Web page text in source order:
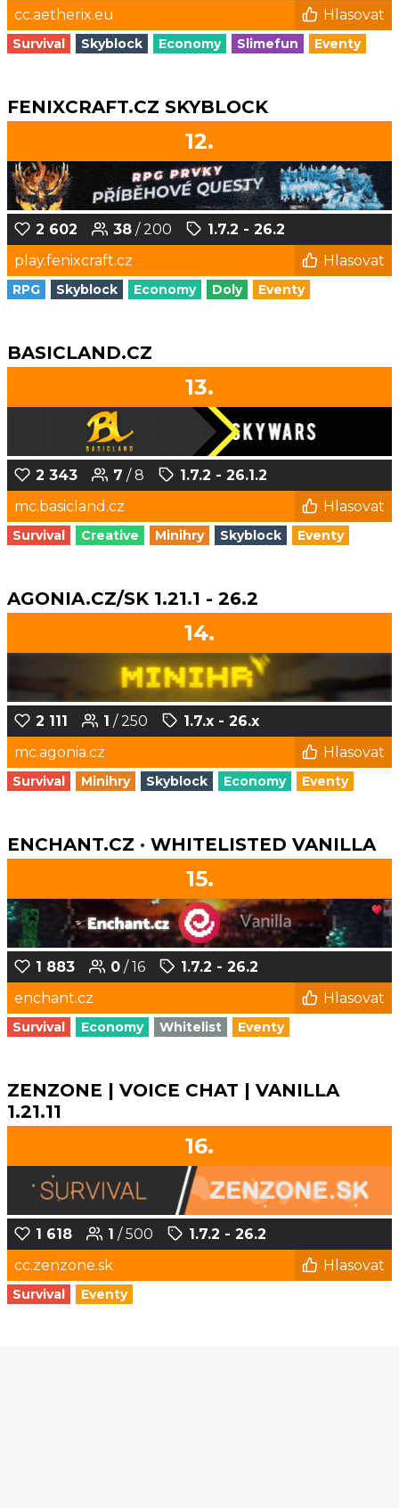
cc.aetherix.eu
Hlasovat
Survival Skyblock Economy Slimefun Eventy
FENIXCRAFT.CZ SKYBLOCK
12.
2 602 38 / 200
1.7.2 - 26.2
play.fenixcraft.cz
Hlasovat
RPG Skyblock Economy Doly Eventy
BASICLAND.CZ
13.
2 343 7 / 8
1.7.2 - 26.1.2
mc.basicland.cz
Hlasovat
Survival Creative Minihry Skyblock Eventy
AGONIA.CZ/SK 1.21.1 - 26.2
14.
2 111 1 / 250
1.7.x - 26.x
mc.agonia.cz
Hlasovat
Survival Minihry Skyblock Economy Eventy
ENCHANT.CZ · WHITELISTED VANILLA
15.
1 883 0 / 16
1.7.2 - 26.2
enchant.cz
Hlasovat
Survival Economy Whitelist Eventy
ZENZONE | VOICE CHAT | VANILLA
1.21.11
16.
1 618 1 / 500
1.7.2 - 26.2
cc.zenzone.sk
Hlasovat
Survival Eventy